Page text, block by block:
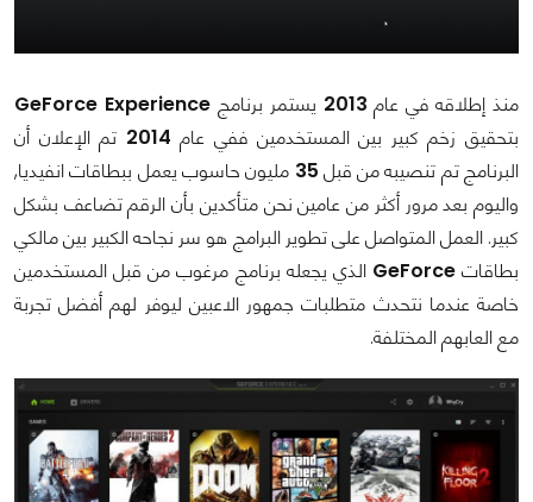
منذ إطلاقه في عام 2013 يستمر برنامجGeForce Experience
بتحقيق زخم كبير بين المستخدمين ففي عام 2014 تم الإعلان أن
البرنامج تم تنصيبه من قبل 35 مليون حاسوب يعمل ببطاقات انفيديا,
واليوم بعد مرور أكثر من عامين نحن متأكدين بأن الرقم تضاعف بشكل
كبير. العمل المتواصل على تطوير البرامج هو سر نجاحه الكبير بين مالكي
بطاقات GeForce
الذي يجعله برنامج مرغوب من قبل المستخدمين
خاصة عندما نتحدث متطلبات جمهور الاعبين ليوفر لهم أفضل تجربة
مع العابهم المختلفة.